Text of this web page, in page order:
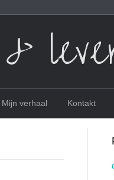
Mijn verhaal Kontakt